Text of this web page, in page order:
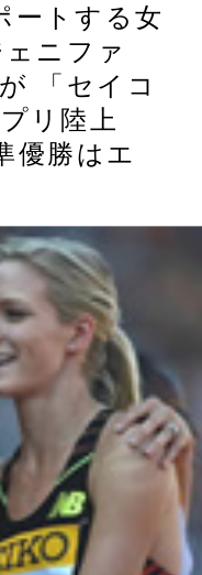
トする女
ニファ
「セイコ
リ陸上
優勝はエ